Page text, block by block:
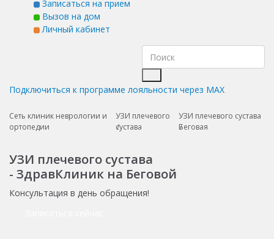
Записаться на прием
Вызов на дом
Личный кабинет
Подключиться к программе лояльности через MAX
Сеть клиник неврологии и
ортопедии
УЗИ плечевого
сустава
УЗИ плечевого сустава
Беговая
УЗИ плечевого сустава
- ЗдравКлиник на Беговой
Консультация в день обращения!